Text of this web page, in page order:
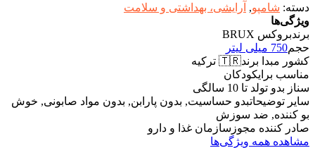
دسته: شامپو, آرایشی، بهداشتی و سلامت
ویژگی‌ها
برندبروکس BRUX
حجم750 میلی لیتر
کشور مبدا برند🇹🇷 ترکیه
مناسب برایکودکان
سناز بدو تولد تا 10 سالگی
سایر توضیحاتبدو حساسیت, بدون پارابن, بدون مواد صابونی, خوش
بو کننده, ضد سوزش
صادر کننده مجوز سازمان غذا و دارو
مشاهده همه ویژگی‌ها